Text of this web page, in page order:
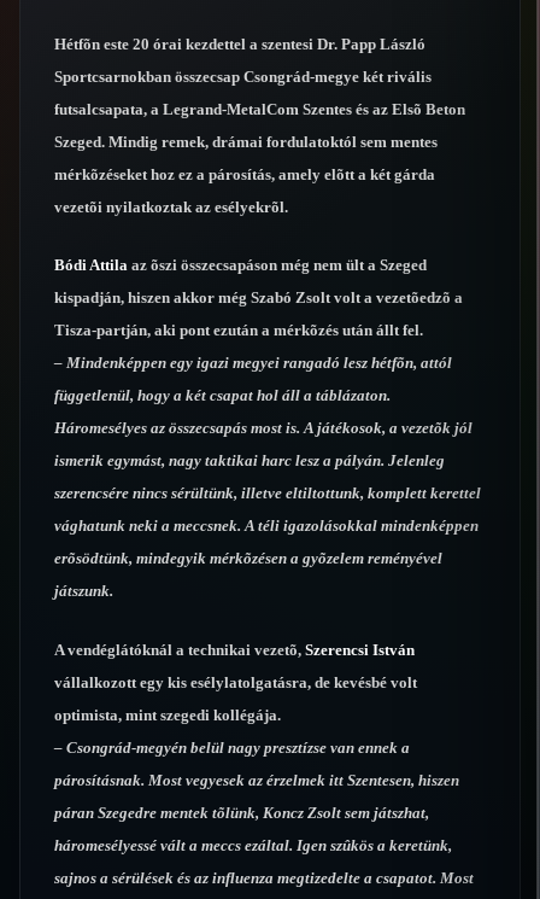
Hétfõn este 20 órai kezdettel a szentesi Dr. Papp László
Sportcsarnokban összecsap Csongrád-megye két rivális
futsalcsapata, a Legrand-MetalCom Szentes és az Elsõ Beton
Szeged. Mindig remek, drámai fordulatoktól sem mentes
mérkõzéseket hoz ez a párosítás, amely elõtt a két gárda
vezetõi nyilatkoztak az esélyekrõl.
Bódi Attila az õszi összecsapáson még nem ült a Szeged
kispadján, hiszen akkor még Szabó Zsolt volt a vezetõedzõ a
Tisza-partján, aki pont ezután a mérkõzés után állt fel.
– Mindenképpen egy igazi megyei rangadó lesz hétfõn, attól
függetlenül, hogy a két csapat hol áll a táblázaton.
Háromesélyes az összecsapás most is. A játékosok, a vezetõk jól
ismerik egymást, nagy taktikai harc lesz a pályán. Jelenleg
szerencsére nincs sérültünk, illetve eltiltottunk, komplett kerettel
vághatunk neki a meccsnek. A téli igazolásokkal mindenképpen
erõsödtünk, mindegyik mérkõzésen a gyõzelem reményével
játszunk.
A vendéglátóknál a technikai vezetõ, Szerencsi István
vállalkozott egy kis esélylatolgatásra, de kevésbé volt
optimista, mint szegedi kollégája.
– Csongrád-megyén belül nagy presztízse van ennek a
párosításnak. Most vegyesek az érzelmek itt Szentesen, hiszen
páran Szegedre mentek tõlünk, Koncz Zsolt sem játszhat,
háromesélyessé vált a meccs ezáltal. Igen szûkös a keretünk,
sajnos a sérülések és az influenza megtizedelte a csapatot. Most